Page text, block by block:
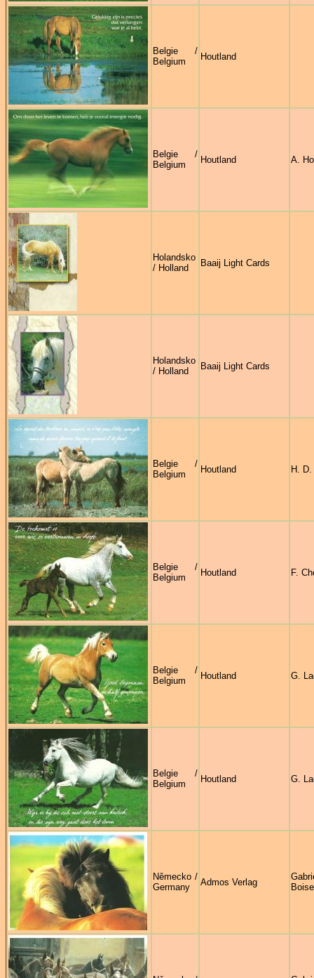
Belgie /
Belgium
Houtland
Belgie /
Belgium
Houtland A.
Holandsko
/ Holland
Baaij Light Cards
Holandsko
/ Holland
Baaij Light Cards
Belgie /
Belgium
Houtland H.
Belgie /
Belgium
Houtland F.
Belgie /
Belgium
Houtland G.
Belgie /
Belgium
Houtland G.
Německo /
Germany
Admos Verlag